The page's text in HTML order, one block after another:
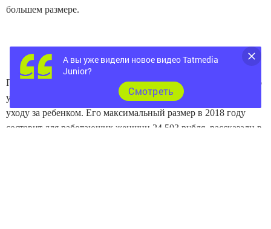
большем размере.
По истечении 140 дней женщина вправе оформить отпуск по
уходу за ребенком с выплатой ежемесячного пособия по
уходу за ребенком. Его максимальный размер в 2018 году
составит для работающих женщин 24 503 рубля, рассказали в
А вы уже видели новое видео Tatmedia
Junior?
Cмотреть